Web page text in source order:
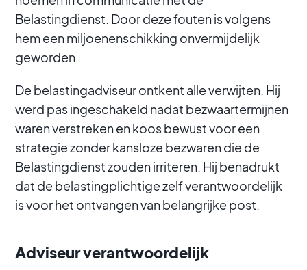
Belastingdienst. Door deze fouten is volgens
hem een miljoenenschikking onvermijdelijk
geworden.
De belastingadviseur ontkent alle verwijten. Hij
werd pas ingeschakeld nadat bezwaartermijnen
waren verstreken en koos bewust voor een
strategie zonder kansloze bezwaren die de
Belastingdienst zouden irriteren. Hij benadrukt
dat de belastingplichtige zelf verantwoordelijk
is voor het ontvangen van belangrijke post.
Adviseur verantwoordelijk